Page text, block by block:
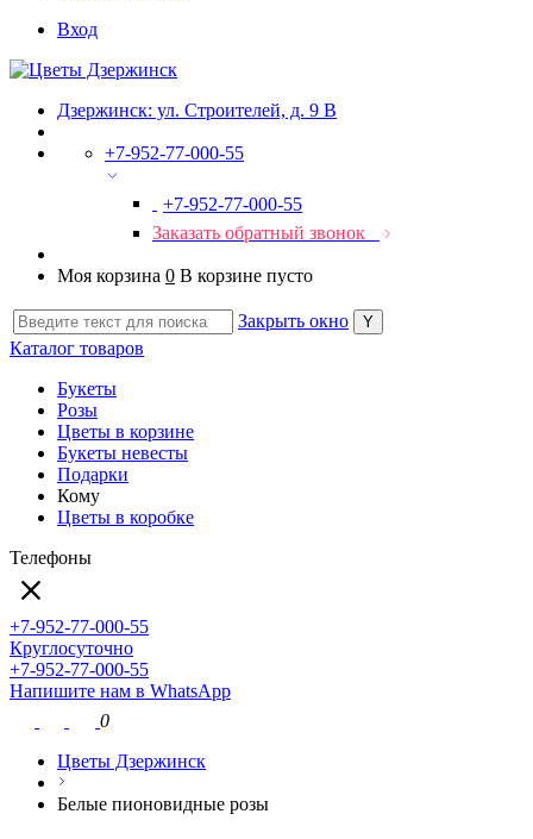
Вход
Дзержинск: ул. Строителей, д. 9 В
+7-952-77-000-55
+7-952-77-000-55
Заказать обратный звонок
Моя корзина 0 В корзине пусто
Закрыть окно
Каталог товаров
Букеты
Розы
Цветы в корзине
Букеты невесты
Подарки
Кому
Цветы в коробке
Телефоны
+7-952-77-000-55
Круглосуточно
+7-952-77-000-55
Напишите нам в WhatsApp
0
Цветы Дзержинск
Белые пионовидные розы